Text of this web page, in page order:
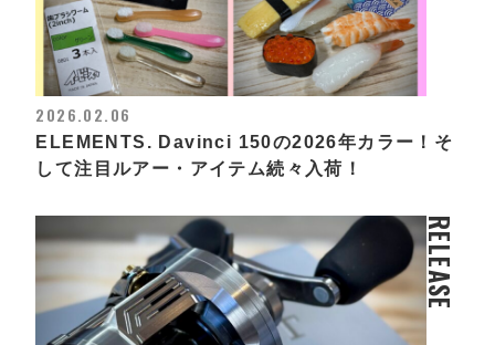
2026.02.06
ELEMENTS. Davinci 150の2026年カラー！そ
して注目ルアー・アイテム続々入荷！
RELEASE